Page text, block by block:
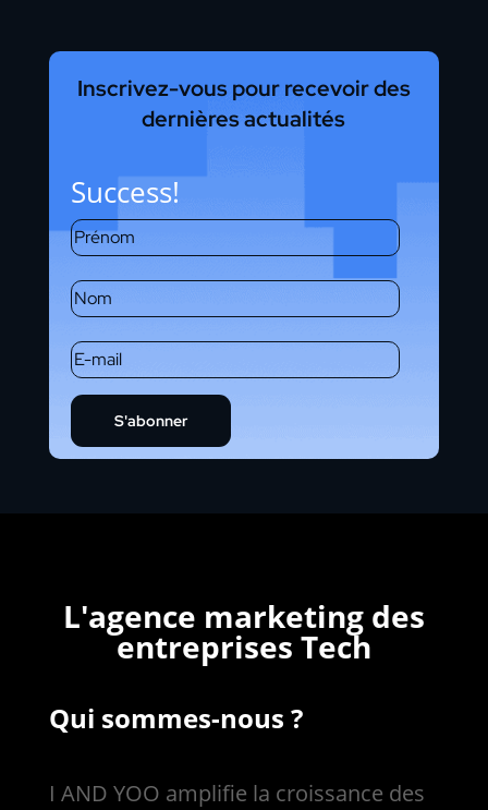
Inscrivez-vous pour recevoir des
dernières actualités
Success!
S'abonner
L'agence marketing des
entreprises Tech
Qui sommes-nous ?
I AND YOO amplifie la croissance des